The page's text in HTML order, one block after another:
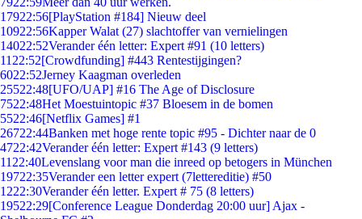
17922:56[PlayStation #184] Nieuw deel
10922:56Kapper Walat (27) slachtoffer van vernielingen
14022:52Verander één letter: Expert #91 (10 letters)
11 22:52[Crowdfunding] #443 Rentestijgingen?
6022:52Jerney Kaagman overleden
25522:48[UFO/UAP] #16 The Age of Disclosure
7522:48Het Moestuintopic #37 Bloesem in de bomen
5522:46[Netflix Games] #1
26722:44Banken met hoge rente topic #95 - Dichter naar de 0
4722:42Verander één letter: Expert #143 (9 letters)
11 22:40Levenslang voor man die inreed op betogers in München
19722:35Verander een letter expert (7lettereditie) #50
1222:30Verander één letter. Expert # 75 (8 letters)
19522:29[Conference League Donderdag 20:00 uur] Ajax -